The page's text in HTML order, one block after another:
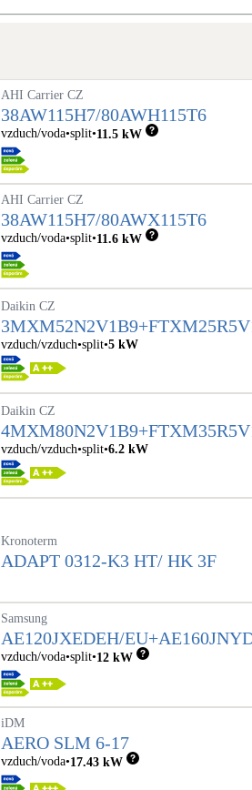
Bateriové úložiště
Rekuperace tepla odpadní vody
Šedá i černá odpadní voda
AHI Carrier CZ
38AW115H7/80AWH115T6
vzduch/voda split 11.5 kW
AHI Carrier CZ
38AW115H7/80AWX115T6
vzduch/voda split 11.6 kW
Daikin CZ
B+FTXM20R5V1B
vzduch/vzduch split 5 kW
Daikin CZ
vzduch/vzduch split 6.2 kW
Kronoterm
ADAPT 0312-K3 HT/ HK 3F
Samsung
AE120JXEDEH/
vzduch/voda split 12 kW
iDM
AERO SLM 6-17
vzduch/voda 17.43 kW